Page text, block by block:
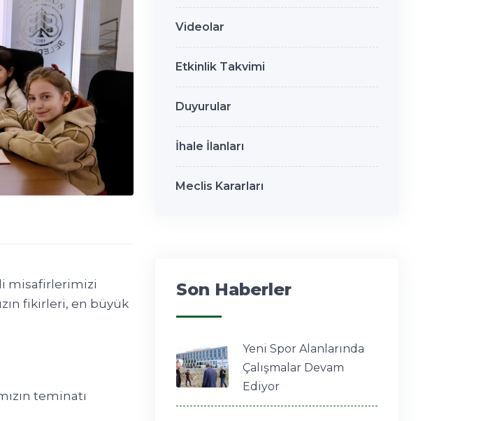
misafirlerimizi
fikirleri, en büyük
teminatı
Videolar
Etkinlik Takvimi
Duyurular
İhale İlanları
Meclis Kararları
Son Haberler
Yeni Spor Alanlarında
Çalışmalar Devam
Ediyor